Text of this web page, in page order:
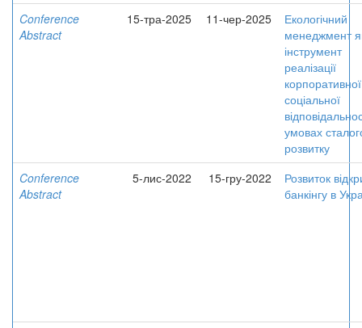
Conference
Abstract
15-тра-2025 11-чер-2025
Екологічний
менеджмент
інструмент
реалізації
корпоративної
соціальної
умовах
розвитку
Conference
Abstract
5-лис-2022 15-гру-2022
Розвиток
банкінгу в